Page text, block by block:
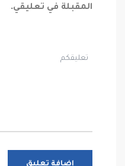
المقبلة في تعليقي.